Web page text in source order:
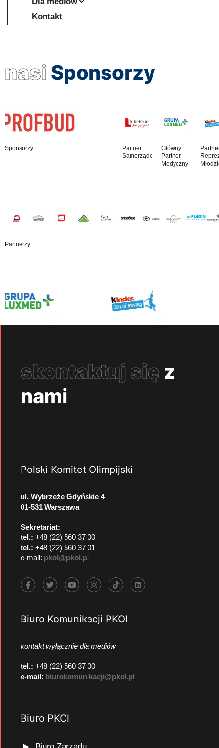
Kontakt
nasi Sponsorzy
Sponsorzy
Partner
Samorządowy
Główny
Partner
Medyczny
Partnerzy
skontaktuj się z
nami
Polski Komitet Olimpijski
ul. Wybrzeże Gdyńskie 4
01-531 Warszawa
Sekretariat:
tel.: +48 (22) 560 37 00
tel.: +48 (22) 560 37 01
e-mail: pkol@pkol.pl
Biuro Komunikacji PKOl
kontakt wyłącznie dla mediów
tel.: +48 (22) 560 37 00
e-mail: biurokomunikacji@pkol.pl
Biuro PKOl